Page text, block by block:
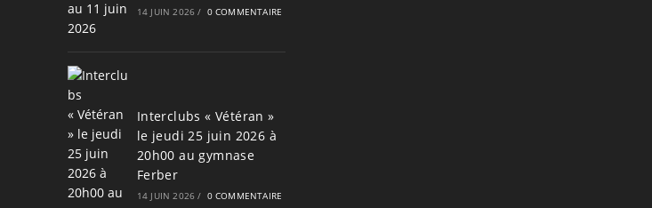
14 JUIN 2026 / 0 COMMENTAIRE
Interclubs « Vétéran »
le jeudi 25 juin 2026 à
20h00 au gymnase
Ferber
14 JUIN 2026 / 0 COMMENTAIRE